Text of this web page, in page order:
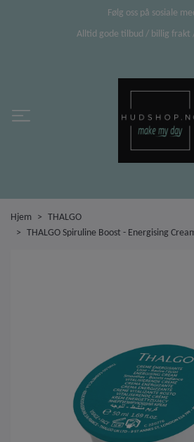
Følg oss på sosiale
Alltid gode tilbud / billig frakt
Hjem
THALGO
THALGO Spiruline Boost - Energising